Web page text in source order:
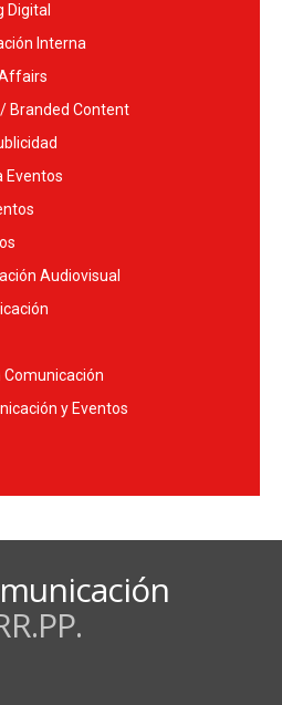
Digital
Interna
Branded Content
Eventos
Audiovisual
Comunicación
y Eventos